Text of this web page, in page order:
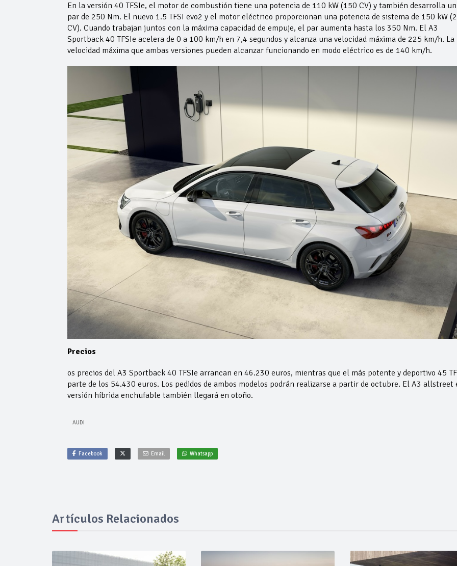
En la versión 40 TFSIe, el motor de combustión tiene una potencia de 110 kW (150 CV) y también desarrolla un
par de 250 Nm. El nuevo 1.5 TFSI evo2 y el motor eléctrico proporcionan una potencia de sistema de 150 kW
CV). Cuando trabajan juntos con la máxima capacidad de empuje, el par aumenta hasta los 350 Nm. El A3
Sportback 40 TFSIe acelera de 0 a 100 km/h en 7,4 segundos y alcanza una velocidad máxima de 225 km/h. La
velocidad máxima que ambas versiones pueden alcanzar funcionando en modo eléctrico es de 140 km/h.
Precios
os precios del A3 Sportback 40 TFSIe arrancan en 46.230 euros, mientras que el más potente y deportivo 45
parte de los 54.430 euros. Los pedidos de ambos modelos podrán realizarse a partir de octubre. El A3 allstreet
versión híbrida enchufable también llegará en otoño.
AUDI
Facebook Email Whatsapp
Artículos Relacionados